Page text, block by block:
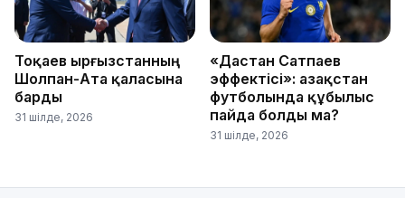
Тоқаев Қырғызстанның
Шолпан-Ата қаласына
барды
31 шілде, 2026
«Дастан Сатпаев
эффектісі»: Қазақстан
футболында құбылыс
пайда болды ма?
31 шілде, 2026